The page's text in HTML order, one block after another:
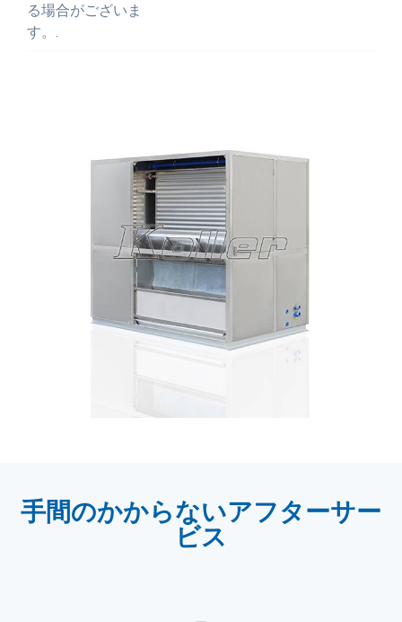
る場合がございま
す。.
手間のかからないアフターサー
ビス